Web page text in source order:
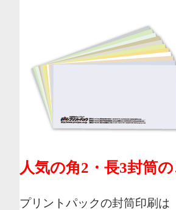
人気の角2・長3封筒
プリントパックの封筒印刷は